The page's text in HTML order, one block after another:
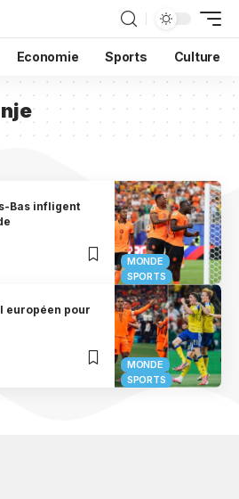
Economie Sports Culture
MONDE
SPORTS
Bas infligent
MONDE
SPORTS
européen pour